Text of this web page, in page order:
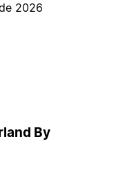
2026
By